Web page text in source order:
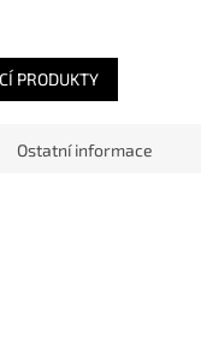
PRODUKTY
Ostatní informace